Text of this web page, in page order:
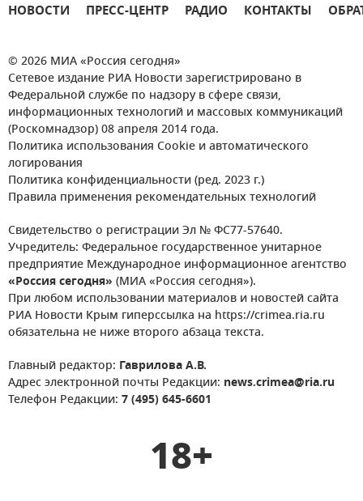
НОВОСТИ ПРЕСС-ЦЕНТР РАДИО КОНТАКТЫ
© 2026 МИА «Россия сегодня»
Сетевое издание РИА Новости зарегистрировано в
Федеральной службе по надзору в сфере связи,
информационных технологий и массовых коммуникаций
(Роскомнадзор) 08 апреля 2014 года.
Политика использования Cookie и автоматического
логирования
Политика конфиденциальности (ред. 2023 г.)
Правила применения рекомендательных технологий
Свидетельство о регистрации Эл № ФС77-57640.
Учредитель: Федеральное государственное унитарное
предприятие Международное информационное агентство
«Россия сегодня» (МИА «Россия сегодня»).
При любом использовании материалов и новостей сайта
РИА Новости Крым гиперссылка на https://crimea.ria.ru
обязательна не ниже второго абзаца текста.
Главный редактор: Гаврилова А.В.
Адрес электронной почты Редакции: news.crimea@ria.ru
Телефон Редакции: 7 (495) 645-6601
18+